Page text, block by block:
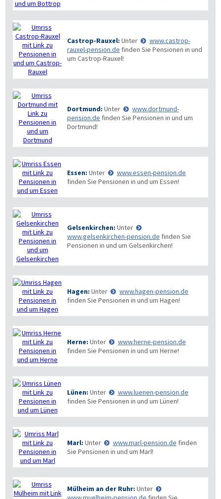
Castrop-Rauxel: Unter
www.castrop-
rauxel-pension.de finden Sie Pensionen in und
um Castrop-Rauxel!
Dortmund: Unter
www.dortmund-
pension.de finden Sie Pensionen in und um
Dortmund!
Essen: Unter
www.essen-pension.de
finden Sie Pensionen in und um Essen!
Gelsenkirchen: Unter
www.gelsenkirchen-pension.de finden Sie
Pensionen in und um Gelsenkirchen!
Hagen: Unter
www.hagen-pension.de
finden Sie Pensionen in und um Hagen!
Herne: Unter
www.herne-pension.de
finden Sie Pensionen in und um Herne!
Lünen: Unter
www.luenen-pension.de
finden Sie Pensionen in und um Lünen!
Marl: Unter www.marl-pension.de finden
Sie Pensionen in und um Marl!
Mülheim an der Ruhr: Unter